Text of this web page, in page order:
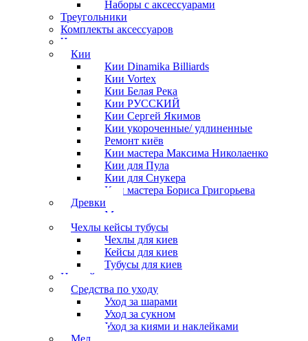
Наборы с аксессуарами
Треугольники
Комплекты аксессуаров
Часы
Кии
Кии Dinamika Billiards
Кии Vortex
Кии Белая Река
Кии РУССКИЙ
Кии Сергей Якимов
Кии укороченные/ удлиненные
Ремонт киёв
Кии мастера Максима Николаенко
Кии для Пула
Кии для Снукера
Кии мастера Бориса Григорьева
Древки
Мосты для киев
Чехлы кейсы тубусы
Чехлы для киев
Кейсы для киев
Тубусы для киев
Наклейки
Средства по уходу
Уход за шарами
Уход за сукном
Уход за киями и наклейками
Мел